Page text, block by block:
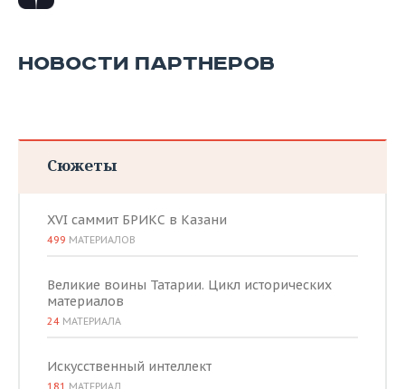
НОВОСТИ ПАРТНЕРОВ
Сюжеты
XVI саммит БРИКС в Казани
499 МАТЕРИАЛОВ
Великие воины Татарии. Цикл исторических
материалов
24 МАТЕРИАЛА
Искусственный интеллект
181 МАТЕРИАЛ